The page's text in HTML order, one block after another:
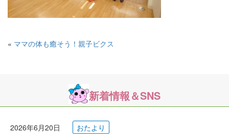
« ママの体も癒そう！親子ビクス
新着情報＆SNS
2026年6月20日 おたより